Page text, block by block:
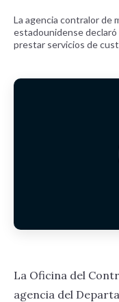
La agencia contralor de
estadounidense declaró
prestar servicios de
La Oficina del
agencia del